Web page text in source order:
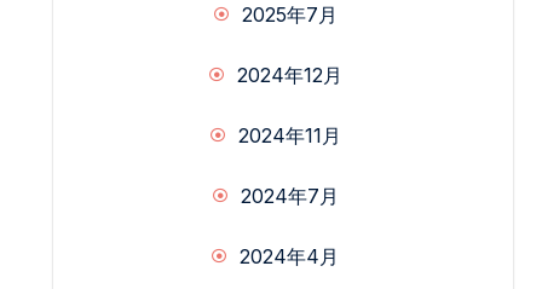
2025年7月
2024年12月
2024年11月
2024年7月
2024年4月